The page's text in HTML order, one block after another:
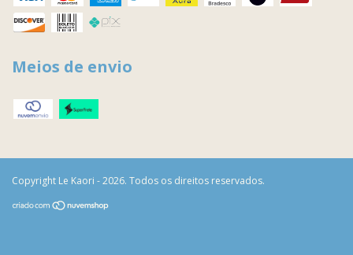
Meios de envio
Copyright Le Kaori - 2026. Todos os direitos reservados.